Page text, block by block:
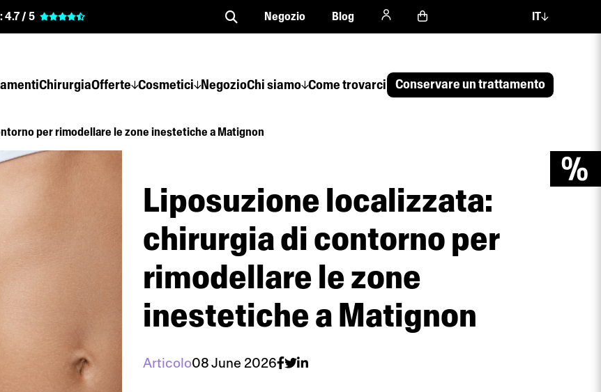
ChirurgiaOfferte Cosmetici NegozioChi siamo Come trovarci Conservare un trattamento
:4.7 / 5 Negozio Blog IT
per rimodellare le zone inestetiche a Matignon
Liposuzione localizzata:
chirurgia di contorno per
rimodellare le zone
inestetiche a Matignon
Articolo08 June 2026